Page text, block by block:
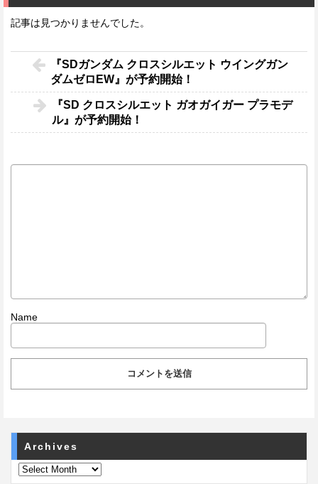
記事は見つかりませんでした。
『SDガンダム クロスシルエット ウイングガン
ダムゼロEW』が予約開始！
『SD クロスシルエット ガオガイガー プラモデ
ル』が予約開始！
Name
Archives